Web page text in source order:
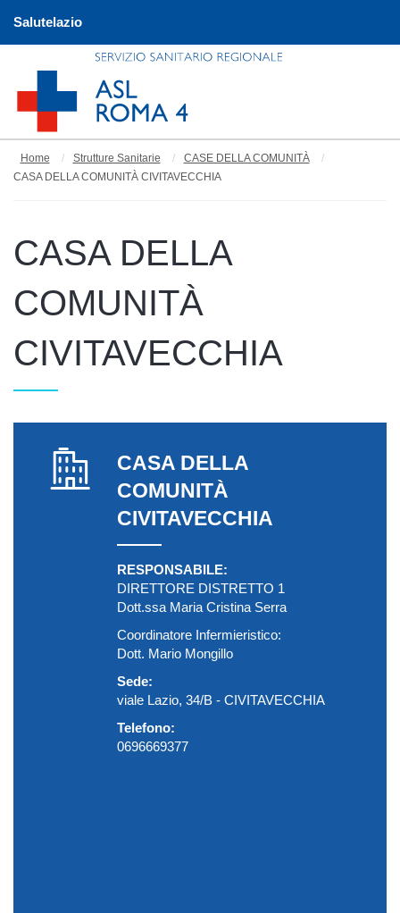
Salutelazio
Home Strutture Sanitarie
CASE DELLA COMUNITÀ
CASA DELLA COMUNITÀ CIVITAVECCHIA
CASA DELLA
COMUNITÀ
CIVITAVECCHIA
CASA DELLA
COMUNITÀ
CIVITAVECCHIA
RESPONSABILE:
DIRETTORE DISTRETTO 1
Dott.ssa Maria Cristina Serra
Coordinatore Infermieristico:
Dott. Mario Mongillo
Sede:
viale Lazio, 34/B - CIVITAVECCHIA
Telefono:
0696669377